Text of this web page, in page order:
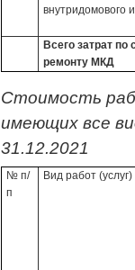
внутридомового
Всего затрат
ремонту МКД
Стоимость
имеющих все
31.12.2021
№ п/
п
Вид работ (услуг)